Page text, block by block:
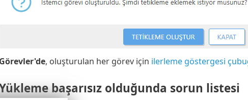
Görevler'de, oluşturulan her görev için ilerleme göstergesi
başarısız olduğunda sorun listesi